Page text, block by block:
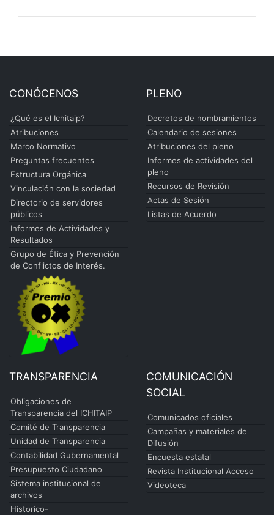
CONÓCENOS
¿Qué es el Ichitaip?
Atribuciones
Marco Normativo
Preguntas frecuentes
Estructura Orgánica
Vinculación con la sociedad
Directorio de servidores
públicos
Informes de Actividades y
Resultados
Grupo de Ética y Prevención
de Conflictos de Interés.
PLENO
Decretos de nombramientos
Calendario de sesiones
Atribuciones del pleno
Informes de actividades del
pleno
Recursos de Revisión
Actas de Sesión
Listas de Acuerdo
TRANSPARENCIA
Obligaciones de
Transparencia del ICHITAIP
Comité de Transparencia
Unidad de Transparencia
Contabilidad Gubernamental
Presupuesto Ciudadano
Sistema institucional de
archivos
Historico-
COMUNICACIÓN
SOCIAL
Comunicados oficiales
Campañas y materiales de
Difusión
Encuesta estatal
Revista Institucional Acceso
Videoteca